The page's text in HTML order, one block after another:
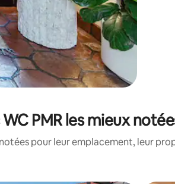
PMR les mieux
pour leur emplacement, leur